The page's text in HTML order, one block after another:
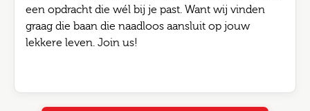
een opdracht die wél bij je past. Want wij vinden
graag die baan die naadloos aansluit op jouw
lekkere leven. Join us!